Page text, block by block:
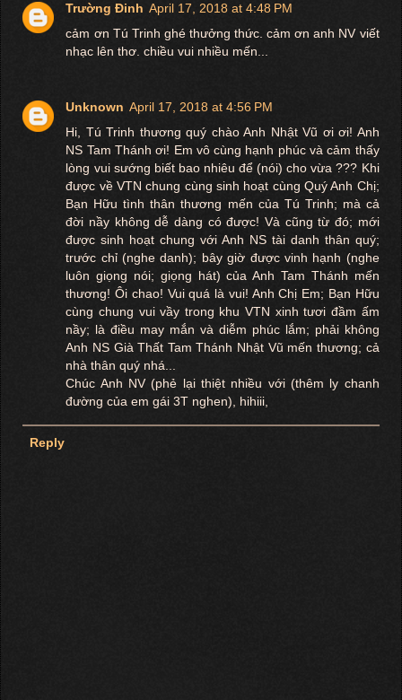
Trường Đinh April 17, 2018 at 4:48 PM
cảm ơn Tú Trinh ghé thưởng thức. cảm ơn anh NV viết
nhạc lên thơ. chiều vui nhiều mến...
Unknown April 17, 2018 at 4:56 PM
Hi, Tú Trinh thương quý chào Anh Nhật Vũ ơi ơi! Anh
NS Tam Thánh ơi! Em vô cùng hạnh phúc và cảm thấy
lòng vui sướng biết bao nhiêu để (nói) cho vừa ??? Khi
được về VTN chung cùng sinh hoạt cùng Quý Anh Chị;
Bạn Hữu tình thân thương mến của Tú Trinh; mà cả
đời nầy không dễ dàng có được! Và cũng từ đó; mới
được sinh hoạt chung với Anh NS tài danh thân quý;
trước chỉ (nghe danh); bây giờ được vinh hạnh (nghe
luôn giọng nói; giọng hát) của Anh Tam Thánh mến
thương! Ôi chao! Vui quá là vui! Anh Chị Em; Bạn Hữu
cùng chung vui vầy trong khu VTN xinh tươi đầm ấm
nầy; là điều may mắn và diễm phúc lắm; phải không
Anh NS Già Thất Tam Thánh Nhật Vũ mến thương; cả
nhà thân quý nhá...
Chúc Anh NV (phẻ lại thiệt nhiều với (thêm ly chanh
đường của em gái 3T nghen), hihiii,
Reply